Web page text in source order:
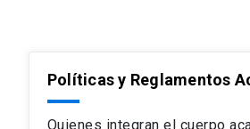
Políticas y Reglamentos
Quienes integran el cuerpo